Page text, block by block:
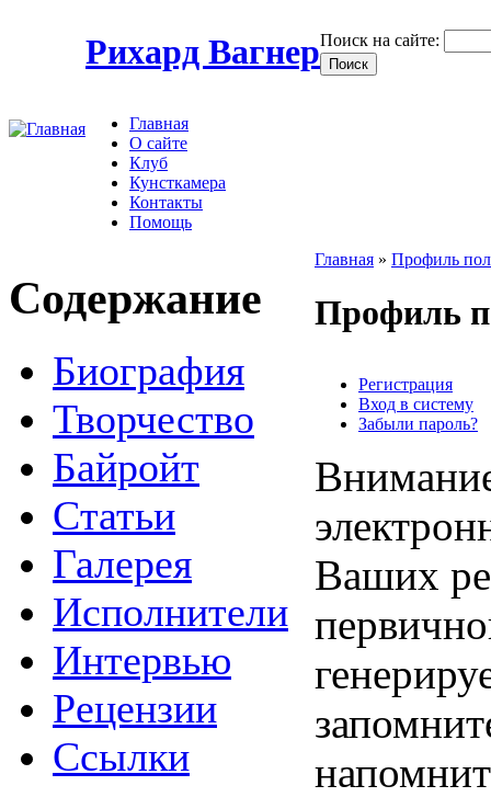
Рихард ВагнерПоиск на сайте:
Главная
О сайте
Клуб
Кунсткамера
Контакты
Помощь
Содержание
Биография
Творчество
Байройт
Статьи
Галерея
Исполнители
Интервью
Рецензии
Ссылки
Главная » Профиль
Профиль
Регистрация
Вход в систему
Забыли пароль?
Ваших